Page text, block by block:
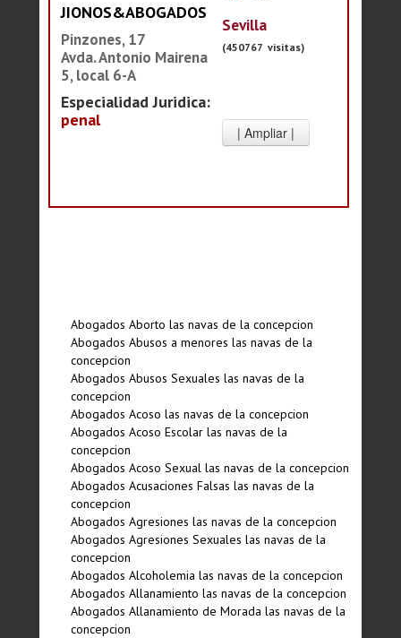
JIONOS&ABOGADOS
Pinzones, 17
Avda. Antonio Mairena
5, local 6-A
Especialidad Juridica:
penal
Sevilla
(450767 visitas)
Abogados Aborto las navas de la concepcion
Abogados Abusos a menores las navas de la
concepcion
Abogados Abusos Sexuales las navas de la
concepcion
Abogados Acoso las navas de la concepcion
Abogados Acoso Escolar las navas de la
concepcion
Abogados Acoso Sexual las navas de la concepcion
Abogados Acusaciones Falsas las navas de la
concepcion
Abogados Agresiones las navas de la concepcion
Abogados Agresiones Sexuales las navas de la
concepcion
Abogados Alcoholemia las navas de la concepcion
Abogados Allanamiento las navas de la concepcion
Abogados Allanamiento de Morada las navas de la
concepcion